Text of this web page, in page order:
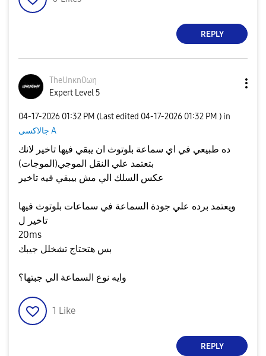
REPLY
TheUnκn0ωη
Expert Level 5
‎04-17-2026 01:32 PM (Last edited ‎04-17-2026 01:32 PM ) in
جالاكسى A
ده طبيعي في اي سماعة بلوتوث ان يبقي فيها تاخير لانك
بتعتمد علي النقل الموجي(الموجات)
عكس السلك الي مش بيبقي فيه تاخير
ويعتمد برده علي جودة السماعة في سماعات بلوتوث فيها
تاخير ل
20ms
بس هتحتاج تشخلل جيبك
وايه نوع السماعة الي جبتها؟
1 Like
REPLY